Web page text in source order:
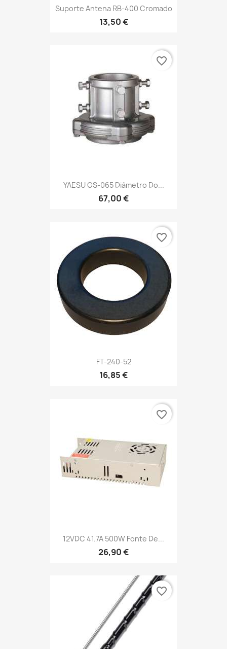
Suporte Antena RB-400 Cromado
13,50 €
YAESU GS-065 Diâmetro Do...
67,00 €
favorite_border
FT-240-52
16,85 €
favorite_border
12VDC 41.7A 500W Fonte De...
26,90 €
favorite_border
favorite_border